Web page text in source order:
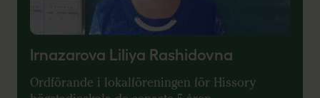
Irnazarova Liliya Rashidovna
Ordförande i lokalföreningen för Hissory